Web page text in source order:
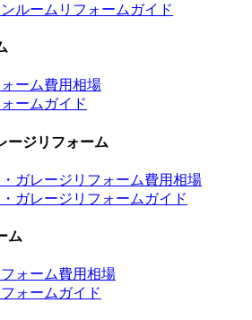
ルームリフォームガイド
ーム費用相場
ームガイド
ージリフォーム
ガレージリフォーム費用相場
ガレージリフォームガイド
ム
ォーム費用相場
ォームガイド